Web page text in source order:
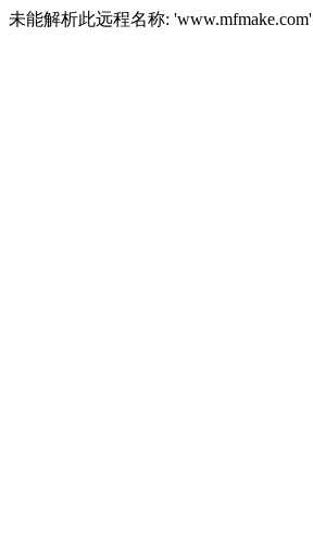
未能解析此远程名称: 'www.mfmake.com'